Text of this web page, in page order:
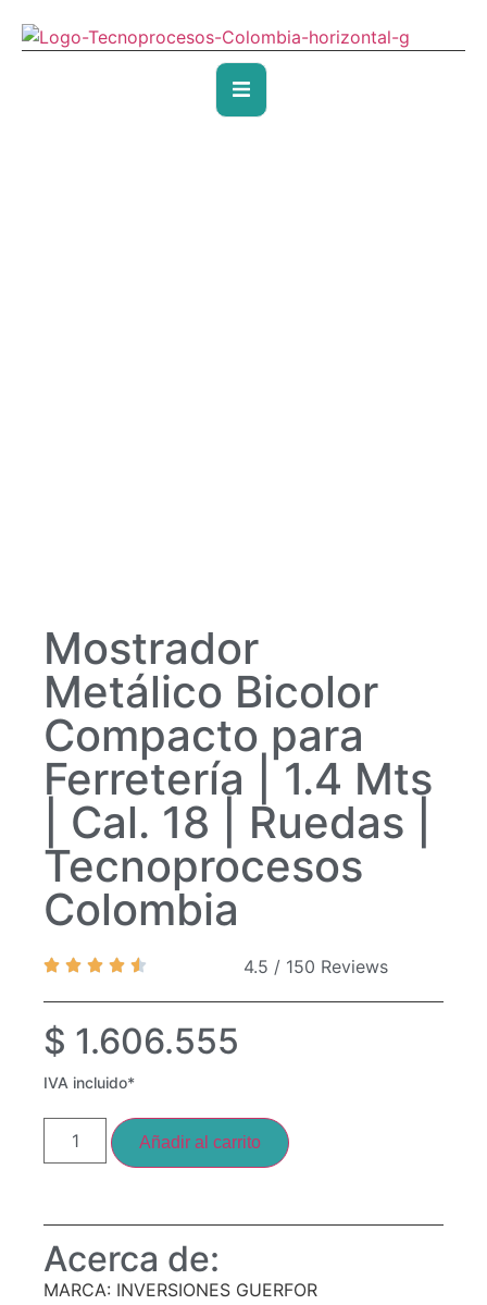
Mostrador
Metálico Bicolor
Compacto para
Ferretería | 1.4 Mts
| Cal. 18 | Ruedas |
Tecnoprocesos
Colombia
4.5 / 150 Reviews
$ 1.606.555
IVA incluido*
Añadir al carrito
Acerca de:
MARCA: INVERSIONES GUERFOR